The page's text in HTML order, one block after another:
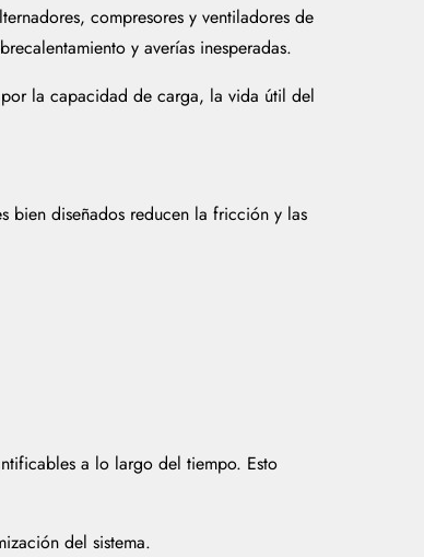
compresores y ventiladores de
y averías inesperadas.
la capacidad de carga, la vida útil del
bien diseñados reducen la fricción y las
a lo largo del tiempo. Esto
del sistema.